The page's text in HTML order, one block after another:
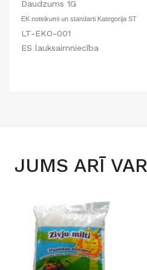
Daudzums 1G
EK noteikumi un standarti Kategorija ST
LT-EKO-001
ES lauksaimniecība
JUMS ARĪ